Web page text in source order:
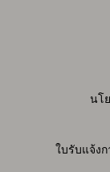
นโ
ใบรับแจ้ง